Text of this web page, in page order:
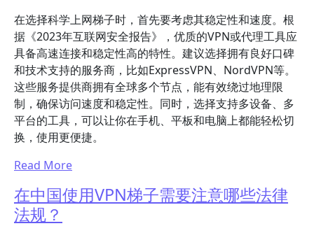
在选择科学上网梯子时，首先要考虑其稳定性和速度。根
据《2023年互联网安全报告》，优质的VPN或代理工具应
具备高速连接和稳定性高的特性。建议选择拥有良好口碑
和技术支持的服务商，比如ExpressVPN、NordVPN等。
这些服务提供商拥有全球多个节点，能有效绕过地理限
制，确保访问速度和稳定性。同时，选择支持多设备、多
平台的工具，可以让你在手机、平板和电脑上都能轻松切
换，使用更便捷。
Read More
在中国使用VPN梯子需要注意哪些法律
法规？